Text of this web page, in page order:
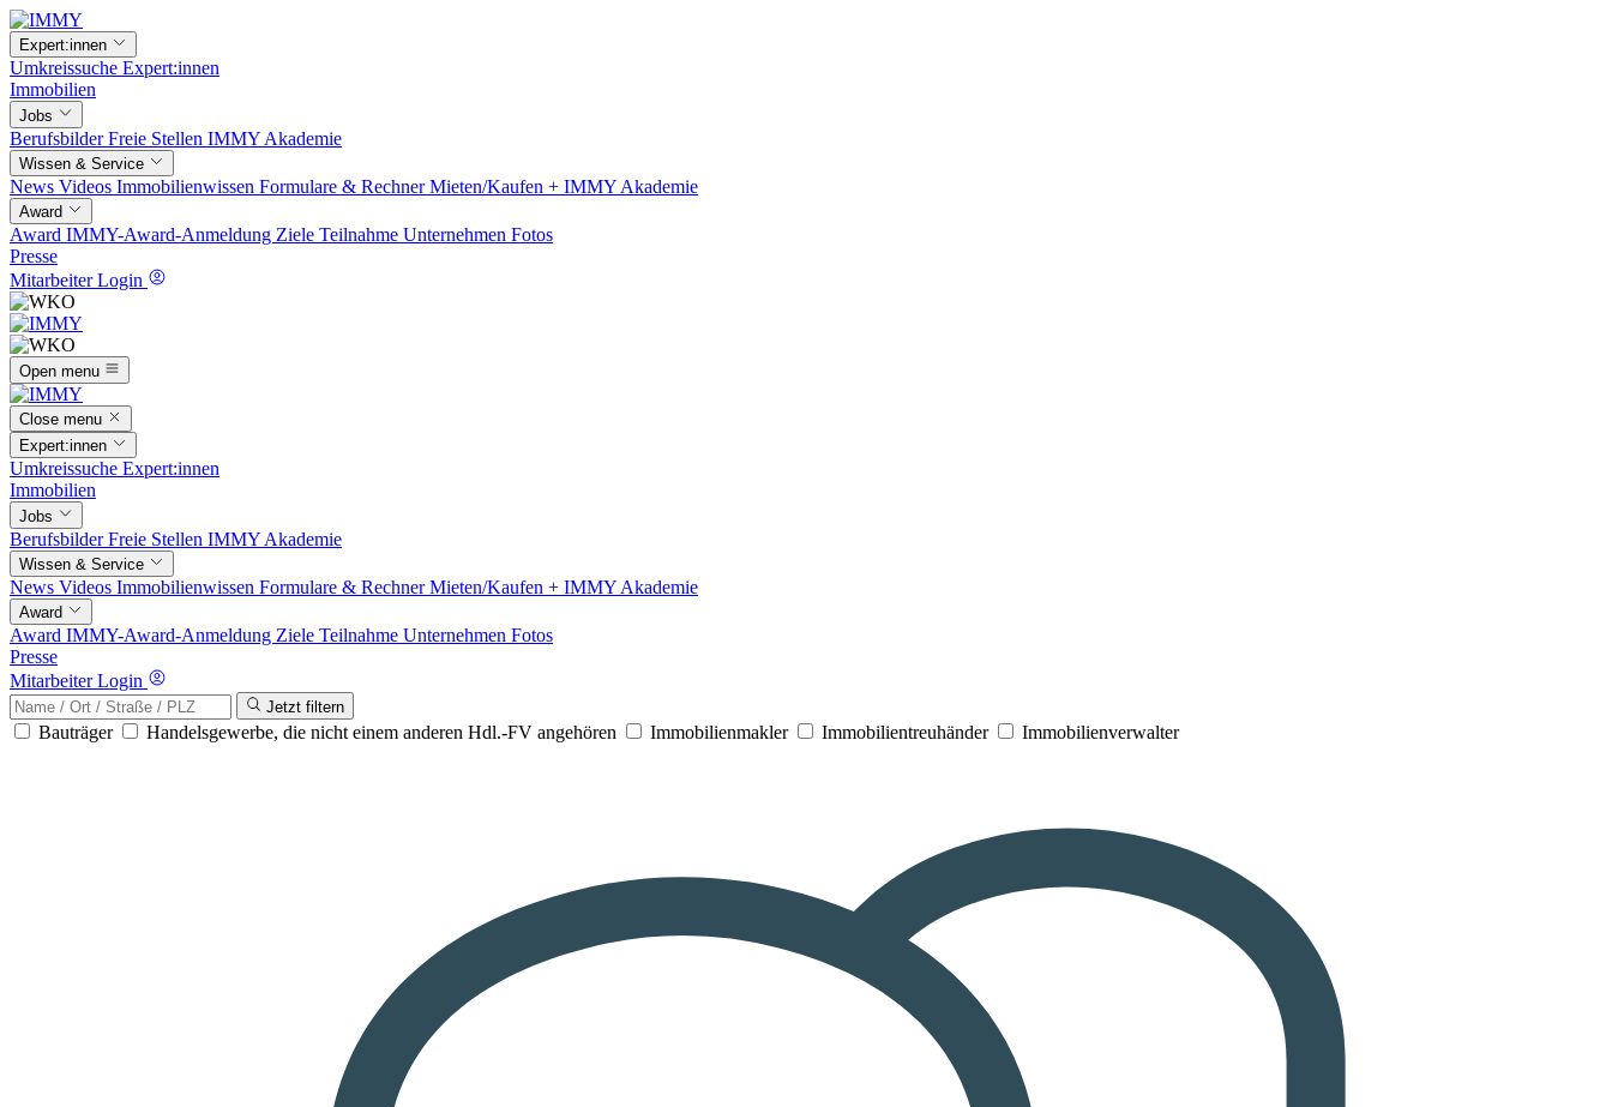
Expert:innen
Umkreissuche Expert:innen
Immobilien
Jobs
BerufsbilderFreie Stellen IMMY Akademie
Wissen & Service
News Videos Immobilienwissen Formulare & RechnerMieten/Kaufen + IMMY Akademie
Award
Award IMMY-Award-Anmeldung Ziele Teilnahme Unternehmen Fotos
Presse
Mitarbeiter Login
Open menu
Close menu
Expert:innen
Umkreissuche Expert:innen
Immobilien
Jobs
BerufsbilderFreie Stellen IMMY Akademie
Wissen & Service
News Videos Immobilienwissen Formulare & RechnerMieten/Kaufen + IMMY Akademie
Award
Award IMMY-Award-Anmeldung Ziele Teilnahme Unternehmen Fotos
Presse
Mitarbeiter Login
Jetzt filtern
Bauträger Handelsgewerbe, die nicht einem anderen Hdl.-FV angehören Immobilienmakler Immobilientreuhänder Immobilienverwalter